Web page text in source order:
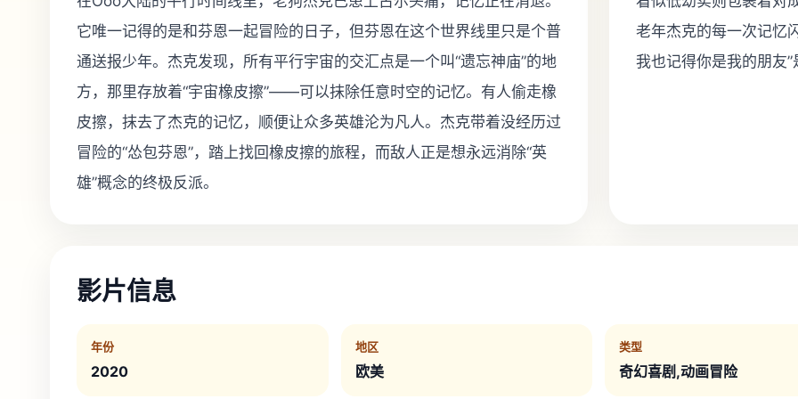
它唯一记得的是和芬恩一起冒险的日子，但芬恩在这个世界线里只是个普
通送报少年。杰克发现，所有平行宇宙的交汇点是一个叫“遗忘神庙”的地
方，那里存放着“宇宙橡皮擦”——可以抹除任意时空的记忆。有人偷走橡
皮擦，抹去了杰克的记忆，顺便让众多英雄沦为凡人。杰克带着没经历过
冒险的“怂包芬恩”，踏上找回橡皮擦的旅程，而敌人正是想永远消除“英
雄”概念的终极反派。
老年杰克的每一次记忆
我也记得你是我的朋友
影片信息
年份
2020
地区
欧美
类型
奇幻喜剧,动画冒险